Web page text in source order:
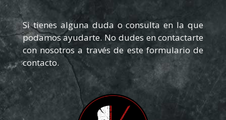
Si tienes alguna duda o consulta en la que
podamos ayudarte. No dudes en contactarte
con nosotros a través de este formulario de
contacto.